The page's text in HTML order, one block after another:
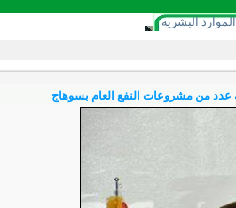
الموارد البشرية
عدد من مشروعات النفع العام بسوهاج